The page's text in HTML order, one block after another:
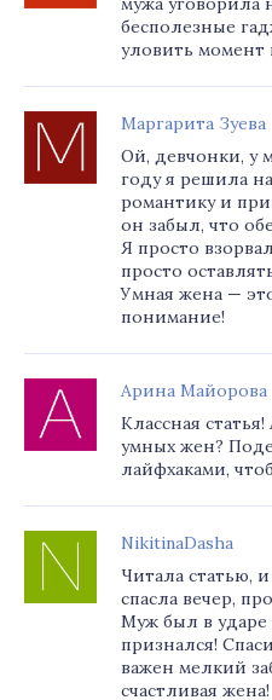
бесполезные
уловить
Маргарита Зуева
Ой, девчонки, у
году я решила
романтику и
он забыл, что
Я просто
просто
Умная жена —
понимание!
Арина Майорова
Классная
умных жен?
лайфхаками,
NikitinaDasha
Читала статью,
спасла вечер,
Муж был в ударе
признался!
важен мелкий
счастливая жена!